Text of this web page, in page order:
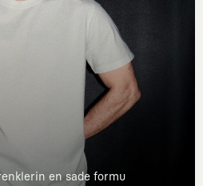
en sade formu